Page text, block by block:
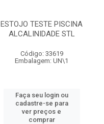
ESTOJO TESTE PISCINA
ALCALINIDADE STL
Código: 33619
Embalagem: UN\1
Faça seu login ou
cadastre-se para
ver preços e
comprar